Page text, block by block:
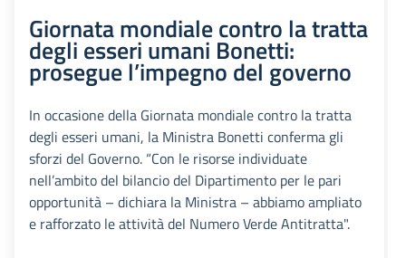
Giornata mondiale contro la tratta
degli esseri umani Bonetti:
prosegue l’impegno del governo
In occasione della Giornata mondiale contro la tratta
degli esseri umani, la Ministra Bonetti conferma gli
sforzi del Governo. “Con le risorse individuate
nell’ambito del bilancio del Dipartimento per le pari
opportunità – dichiara la Ministra – abbiamo ampliato
e rafforzato le attività del Numero Verde Antitratta".